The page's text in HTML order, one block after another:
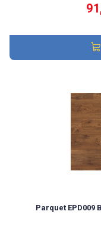
Parquet EPD009